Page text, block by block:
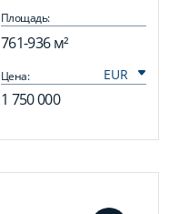
Площадь:
761-936 м²
Цена:
1 750 000